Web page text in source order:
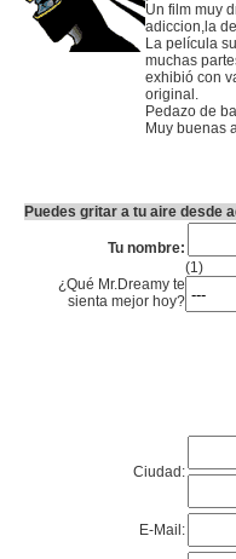
Un film muy
adiccion,la
La película
muchas
exhibió con
original.
Pedazo de
Muy buenas
Puedes gritar a tu aire desde
Tu nombre:
(1)
¿Qué Mr.Dreamy te
sienta mejor hoy?
Ciudad:
E-Mail: